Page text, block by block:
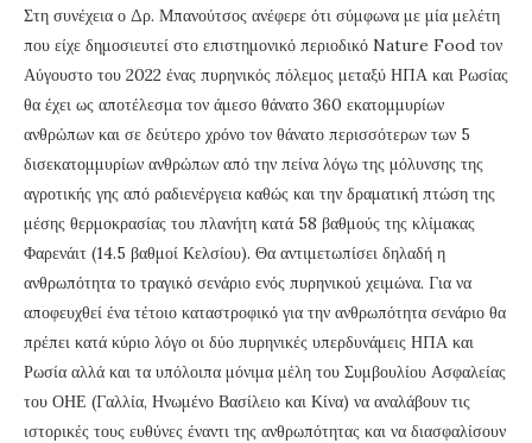
Στη συνέχεια ο Δρ. Μπανούτσος ανέφερε ότι σύμφωνα με μία μελέτη
που είχε δημοσιευτεί στο επιστημονικό περιοδικό Nature Food τον
Αύγουστο του 2022 ένας πυρηνικός πόλεμος μεταξύ ΗΠΑ και Ρωσίας
θα έχει ως αποτέλεσμα τον άμεσο θάνατο 360 εκατομμυρίων
ανθρώπων και σε δεύτερο χρόνο τον θάνατο περισσότερων των 5
δισεκατομμυρίων ανθρώπων από την πείνα λόγω της μόλυνσης της
αγροτικής γης από ραδιενέργεια καθώς και την δραματική πτώση της
μέσης θερμοκρασίας του πλανήτη κατά 58 βαθμούς της κλίμακας
Φαρενάιτ (14.5 βαθμοί Κελσίου). Θα αντιμετωπίσει δηλαδή η
ανθρωπότητα το τραγικό σενάριο ενός πυρηνικού χειμώνα. Για να
αποφευχθεί ένα τέτοιο καταστροφικό για την ανθρωπότητα σενάριο θα
πρέπει κατά κύριο λόγο οι δύο πυρηνικές υπερδυνάμεις ΗΠΑ και
Ρωσία αλλά και τα υπόλοιπα μόνιμα μέλη του Συμβουλίου Ασφαλείας
του ΟΗΕ (Γαλλία, Ηνωμένο Βασίλειο και Κίνα) να αναλάβουν τις
ιστορικές τους ευθύνες έναντι της ανθρωπότητας και να διασφαλίσουν